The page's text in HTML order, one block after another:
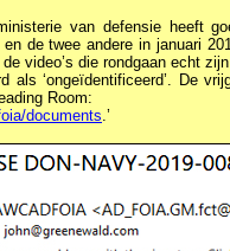
van defensie heeft
de twee andere in januari
video’s die rondgaan echt
als ‘ongeïdentificeerd’. De
Room:
documents.’